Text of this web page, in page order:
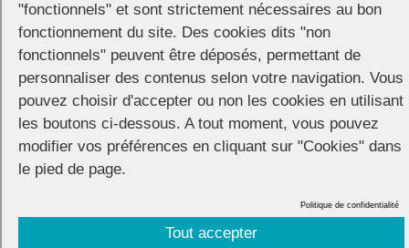
"fonctionnels" et sont strictement nécessaires au bon
fonctionnement du site. Des cookies dits "non
fonctionnels" peuvent être déposés, permettant de
personnaliser des contenus selon votre navigation. Vous
pouvez choisir d'accepter ou non les cookies en utilisant
les boutons ci-dessous. A tout moment, vous pouvez
modifier vos préférences en cliquant sur "Cookies" dans
le pied de page.
Tout accepter
Politique de confidentialité